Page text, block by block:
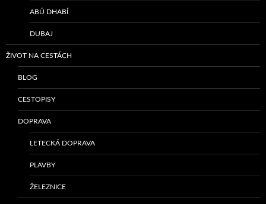
ABÚ DHABÍ
DUBAJ
ŽIVOT NA CESTÁCH
BLOG
CESTOPISY
DOPRAVA
LETECKÁ DOPRAVA
PLAVBY
ŽELEZNICE